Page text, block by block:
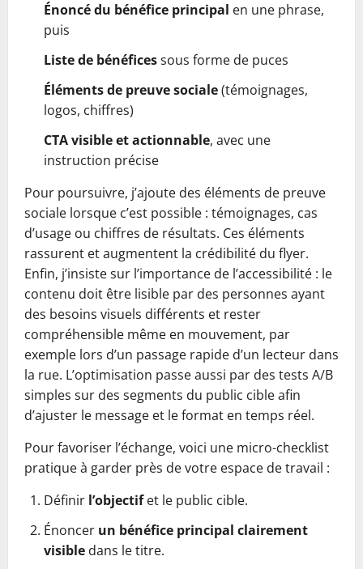
Énoncé du bénéfice principal en une phrase,
puis
Liste de bénéficessous forme de puces
Éléments de preuve sociale(témoignages,
logos, chiffres)
CTA visible et actionnable, avec une
instruction précise
Pour poursuivre, j’ajoute des éléments de preuve
sociale lorsque c’est possible : témoignages, cas
d’usage ou chiffres de résultats. Ces éléments
rassurent et augmentent la crédibilité du flyer.
Enfin, j’insiste sur l’importance de l’accessibilité : le
contenu doit être lisible par des personnes ayant
des besoins visuels différents et rester
compréhensible même en mouvement, par
exemple lors d’un passage rapide d’un lecteur dans
la rue. L’optimisation passe aussi par des tests A/B
simples sur des segments du public cible afin
d’ajuster le message et le format en temps réel.
Pour favoriser l’échange, voici une micro-checklist
pratique à garder près de votre espace de travail :
Définir l’objectifet le public cible.
Énoncer un bénéfice principal clairement
visible dans le titre.